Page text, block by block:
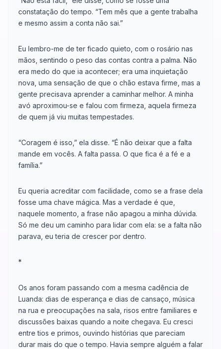
constatação do tempo. “Tem mês que a gente trabalha
e mesmo assim a conta não sai.”
Eu lembro-me de ter ficado quieto, com o rosário nas
mãos, sentindo o peso das contas contra a palma. Não
era medo do que ia acontecer; era uma inquietação
nova, uma sensação de que o chão estava firme, mas a
gente precisava aprender a caminhar melhor. A minha
avó aproximou-se e falou com firmeza, aquela firmeza
de quem já viu muitas tempestades.
“Coragem é isso,” ela disse. “É não deixar que a falta
mande em vocês. A falta passa. O que fica é a fé e a
família.”
Eu queria acreditar com facilidade, como se a frase dela
fosse uma chave mágica. Mas a verdade é que,
naquele momento, a frase não apagou a minha dúvida.
Só me deu um caminho para lidar com ela: se a falta não
parava, eu teria de crescer por dentro.
*
Os anos foram passando com a mesma cadência de
Luanda: dias de esperança e dias de cansaço, música
na rua e preocupações na sala, risos entre familiares e
discussões baixas quando a noite chegava. Eu cresci
entre tios e primos, ouvindo histórias que pareciam
durar mais do que o tempo. Havia sempre alguém a falar